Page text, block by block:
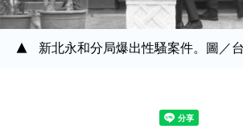
新北永和分局爆出性騷案件。圖／